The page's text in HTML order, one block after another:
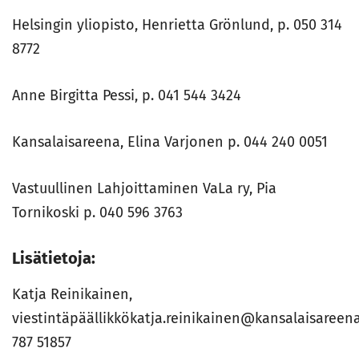
Helsingin yliopisto, Henrietta Grönlund, p. 050 314
8772
Anne Birgitta Pessi, p. 041 544 3424
Kansalaisareena, Elina Varjonen p. 044 240 0051
Vastuullinen Lahjoittaminen VaLa ry, Pia
Tornikoski p. 040 596 3763
Lisätietoja:
Katja Reinikainen,
787 51857